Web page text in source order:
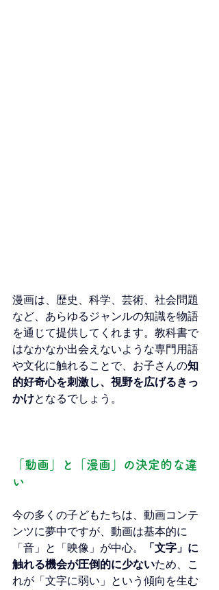
漫画は、歴史、科学、芸術、社会問題
など、あらゆるジャンルの知識を物語
を通じて提供してくれます。教科書で
はなかなか出会えないような専門用語
や文化に触れることで、お子さんの知
的好奇心を刺激し、視野を広げるきっ
かけとなるでしょう。
「動画」と「漫画」の決定的な違
い
今の多くの子どもたちは、動画コンテ
ンツに夢中ですが、動画は基本的に
「音」と「映像」が中心。
「文字」に
触れる機会が圧倒的に少ないため、こ
れが「文字に弱い」という傾向を生む